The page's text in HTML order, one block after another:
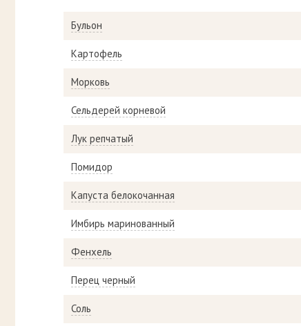
Бульон
Картофель
Морковь
Сельдерей корневой
Лук репчатый
Помидор
Капуста белокочанная
Имбирь маринованный
Фенхель
Перец черный
Соль